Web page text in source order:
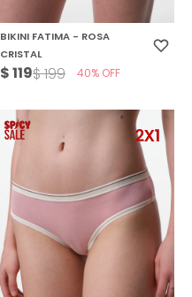
BIKINI FATIMA - ROSA
CRISTAL
$119$199 40